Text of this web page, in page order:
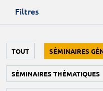
Filtres
TOUT SÉMINAIRES
SÉMINAIRES THÉMATIQUES